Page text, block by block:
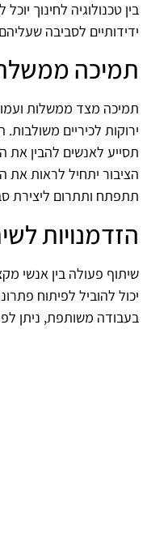
בין טכנולוגיה לחינוך
ידידותיים לסביבה
תמיכה
תמיכה מצד ממשלות
ירוקות לכיריים
תסייע לאנשים להבין את
הציבור יתחיל לראות את
תתפתח ותתרום ליצירת
הזדמנויות
שיתוף פעולה בין אנשי
יכול להוביל לפיתוח
בעבודה משותפת, ניתן